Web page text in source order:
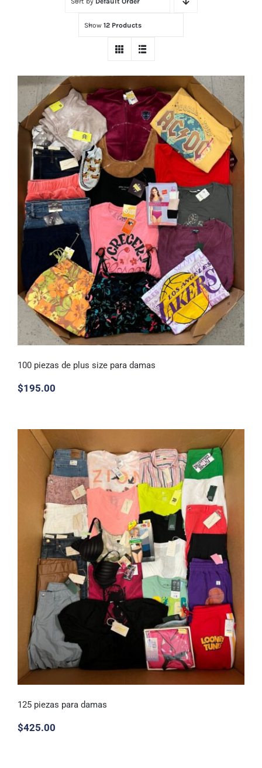
Ubicación
Máster Online
Show 12 Products
100 piezas de plus size para damas
100 piezas de plus size para damas
$195.00
125 piezas para damas
$425.00